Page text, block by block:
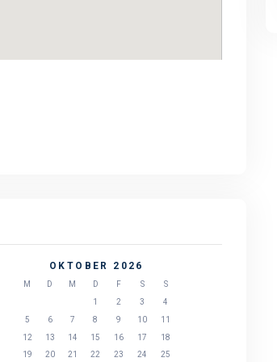
OKTOBER 2026
M D M D F S
S
1
2 3
4
5
6 7 8 9 10
11
12
13 14 15 16 17
18
19
20 21 22 23 24 25